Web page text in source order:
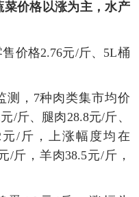
价格以涨为主，水产
价格2.76元/斤、5L桶
测，7种肉类集市均价
/斤、腿肉28.8元/斤、
/斤，上涨幅度均在
/斤，羊肉38.5元/斤，